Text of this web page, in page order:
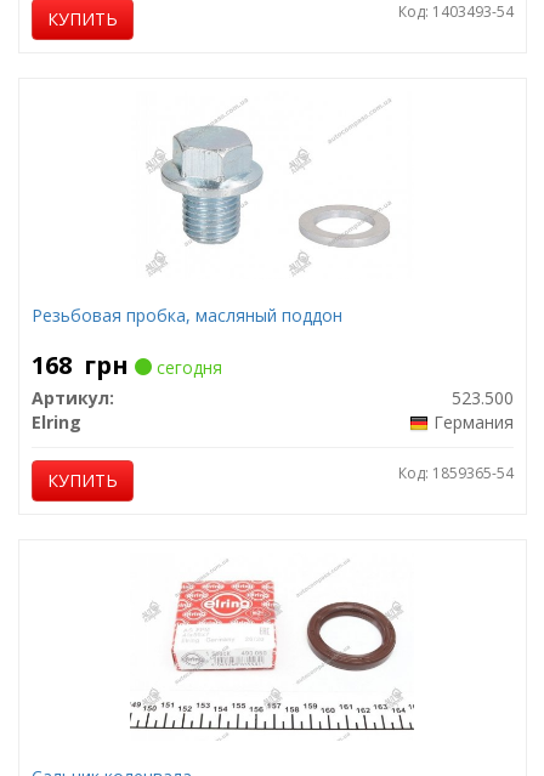
КУПИТЬ Код: 1403493-54
Резьбовая пробка, масляный поддон
168 грн
сегодня
Артикул:
523.500
Elring
Германия
КУПИТЬ Код: 1859365-54